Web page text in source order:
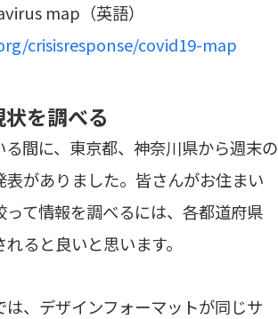
map（英語）
crisisresponse/covid19-map
を調べる
間に、東京都、神奈川県から週末の
がありました。皆さんがお住まい
って情報を調べるには、各都道府県
ると良いと思います。
、デザインフォーマットが同じサ